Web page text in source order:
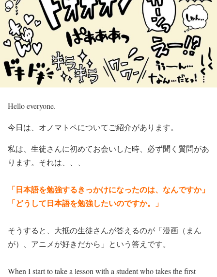
Hello everyone.
今日は、オノマトペについてご紹介があります。
私は、生徒さんに初めてお会いした時、必ず聞く質問があ
ります。それは、、、
「日本語を勉強するきっかけになったのは、なんですか」
「どうして日本語を勉強したいのですか。」
そうすると、大抵の生徒さんが答えるのが「漫画（まん
が）、アニメが好きだから」という答えです。
When I start to take a lesson with a student who takes the first